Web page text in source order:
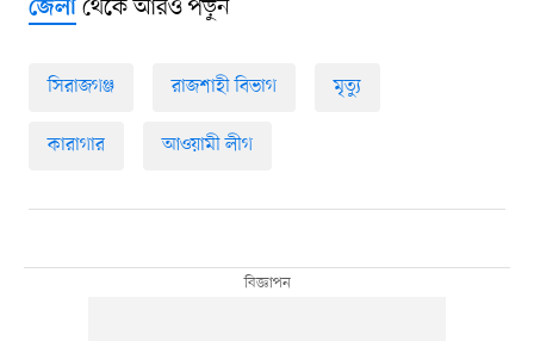
জেলাথেকে আরও পড়ুন
সিরাজগঞ্জ রাজশাহী বিভাগ মৃত্যু
কারাগার আওয়ামী লীগ